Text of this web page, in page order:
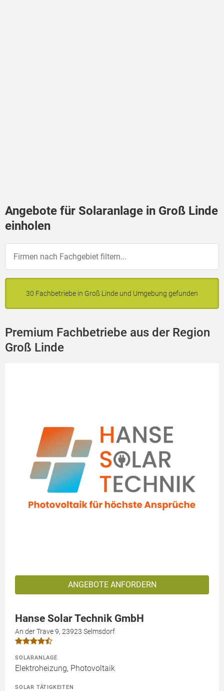
Angebote für Solaranlage in Groß Linde
einholen
30 Fachbetriebe in Groß Linde und Umgebung gefunden
Premium Fachbetriebe aus der Region
Groß Linde
ANGEBOTE ANFORDERN
Hanse Solar Technik GmbH
An der Trave 9, 23923 Selmsdorf
SOLARANLAGE
Elektroheizung, Photovoltaik
SOLAR TÄTIGKEITEN